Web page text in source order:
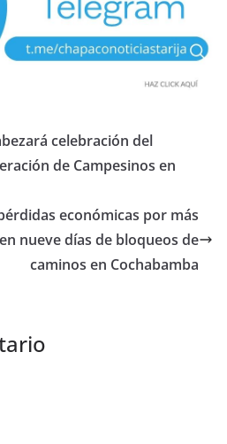
celebración del
de Campesinos en
económicas por más
nueve días de bloqueos de
caminos en Cochabamba